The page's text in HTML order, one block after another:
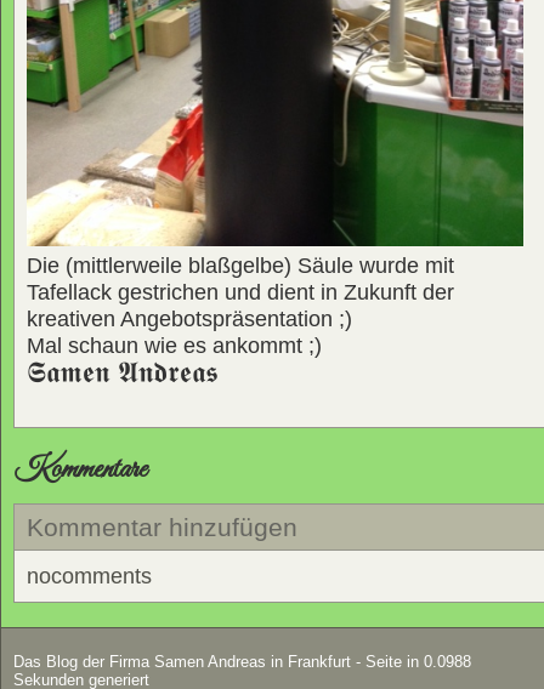
Die (mittlerweile blaßgelbe) Säule wurde mit
Tafellack gestrichen und dient in Zukunft der
kreativen Angebotspräsentation ;)
Mal schaun wie es ankommt ;)
𝕾𝖆𝖒𝖊𝖓 𝕬𝖓𝖉𝖗𝖊𝖆𝖘
Kommentare
Kommentar hinzufügen
nocomments
Das Blog der Firma Samen Andreas in Frankfurt - Seite in 0.0988
Sekunden generiert